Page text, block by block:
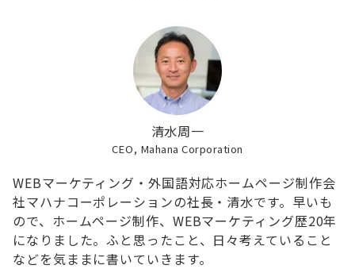
清水周一
CEO, Mahana Corporation
WEBマーケティング・外国語対応ホームページ制作会
社マハナコーポレーションの社長・清水です。早いも
ので、ホームページ制作、WEBマーケティング歴20年
になりました。ふと思ったこと、日々考えていること
などを気ままに書いていきます。